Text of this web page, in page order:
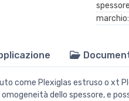
marchio:
come Plexiglas estruso o xt
dello spessore, e